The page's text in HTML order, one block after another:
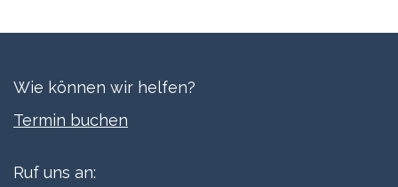
Wie können wir helfen?
Termi​n buchen
Ruf uns an: